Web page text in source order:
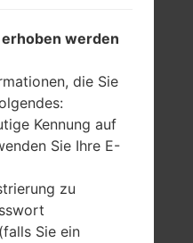
werden
die Sie
Kennung auf
Sie Ihre E-
zu
Sie ein